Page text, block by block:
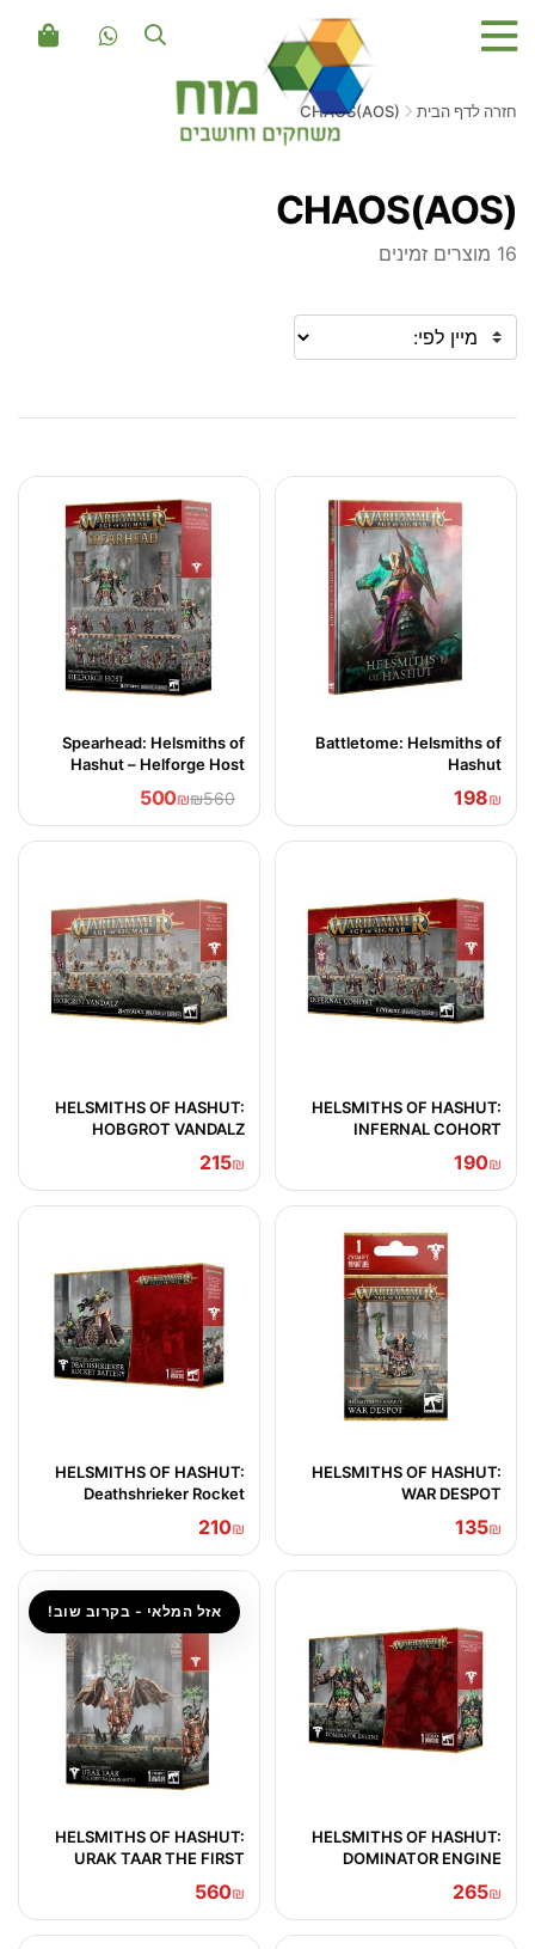
חזרה לדף הבית CHAOS(AOS)
CHAOS(AOS)
16 מוצרים זמינים
Battletome: Helsmiths of
Hashut
₪
198
Spearhead: Helsmiths of
Hashut – Helforge Host
₪560
₪
500
HELSMITHS OF HASHUT:
INFERNAL COHORT
₪
190
HELSMITHS OF HASHUT:
HOBGROT VANDALZ
₪
215
HELSMITHS OF HASHUT:
WAR DESPOT
₪
135
HELSMITHS OF HASHUT:
Deathshrieker Rocket
₪
210
HELSMITHS OF HASHUT:
DOMINATOR ENGINE
₪
265
אזל המלאי - בקרוב שוב!
HELSMITHS OF HASHUT:
URAK TAAR THE FIRST
₪
560